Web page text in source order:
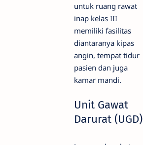
untuk ruang rawat
inap kelas III
memiliki fasilitas
diantaranya kipas
angin, tempat tidur
pasien dan juga
kamar mandi.
Unit Gawat
Darurat (UGD)